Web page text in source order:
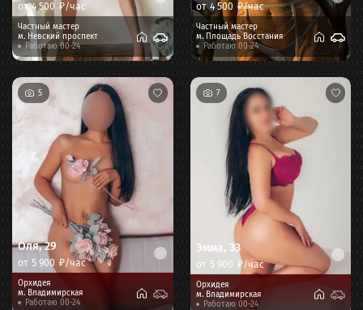
от4 500 ₽/час
Частный мастер
м. Невский проспект
Работаю 00-24
от4 500 ₽/час
Частный мастер
м. Площадь Восстания
Работаю 00-24
Оля,29
от 5 900 ₽/час
Орхидея
м. Владимирская
Работаю 00-24
5
Эмма, 33
от 5 900 ₽/час
Орхидея
м. Владимирская
Работаю 00-24
7